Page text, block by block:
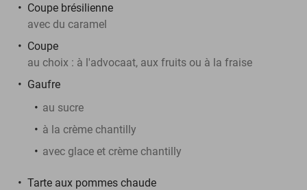
Coupe brésilienne
avec du caramel
Coupe
au choix : à l'advocaat, aux fruits ou à la fraise
Gaufre
au sucre
à la crème chantilly
avec glace et crème chantilly
Tarte aux pommes chaude